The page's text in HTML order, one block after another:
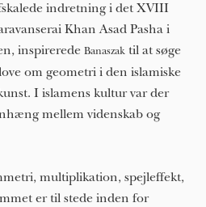
indretning i det XVIII
Khan Asad Pasha i
inspirerede Banaszak til at søge
om geometri i den islamiske
I islamens kultur var der
mellem videnskab og
multiplikation, spejleffekt,
er til stede inden for